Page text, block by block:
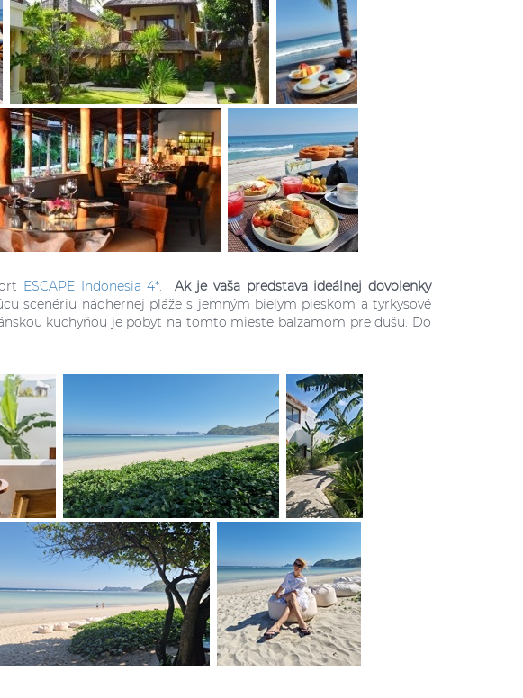
ESCAPE Indonesia 4*. Ak je vaša predstava ideálnej dovolenky
scenériu nádhernej pláže s jemným bielym pieskom a tyrkysové
kuchyňou je pobyt na tomto mieste balzamom pre dušu. Do